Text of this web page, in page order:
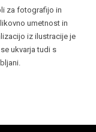
za fotografijo in
umetnost in
iz ilustracije je
ukvarja tudi s